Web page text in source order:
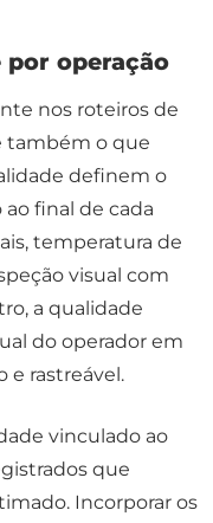
por operação
nos roteiros de
também o que
definem o
final de cada
temperatura de
visual com
a qualidade
do operador em
e rastreável.
vinculado ao
que
Incorporar os